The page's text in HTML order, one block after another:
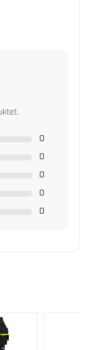
forsiktig
bleking – Ikke
0
0
0
0
0